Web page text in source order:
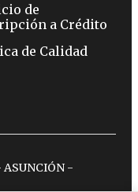
de
a Crédito
de Calidad
-